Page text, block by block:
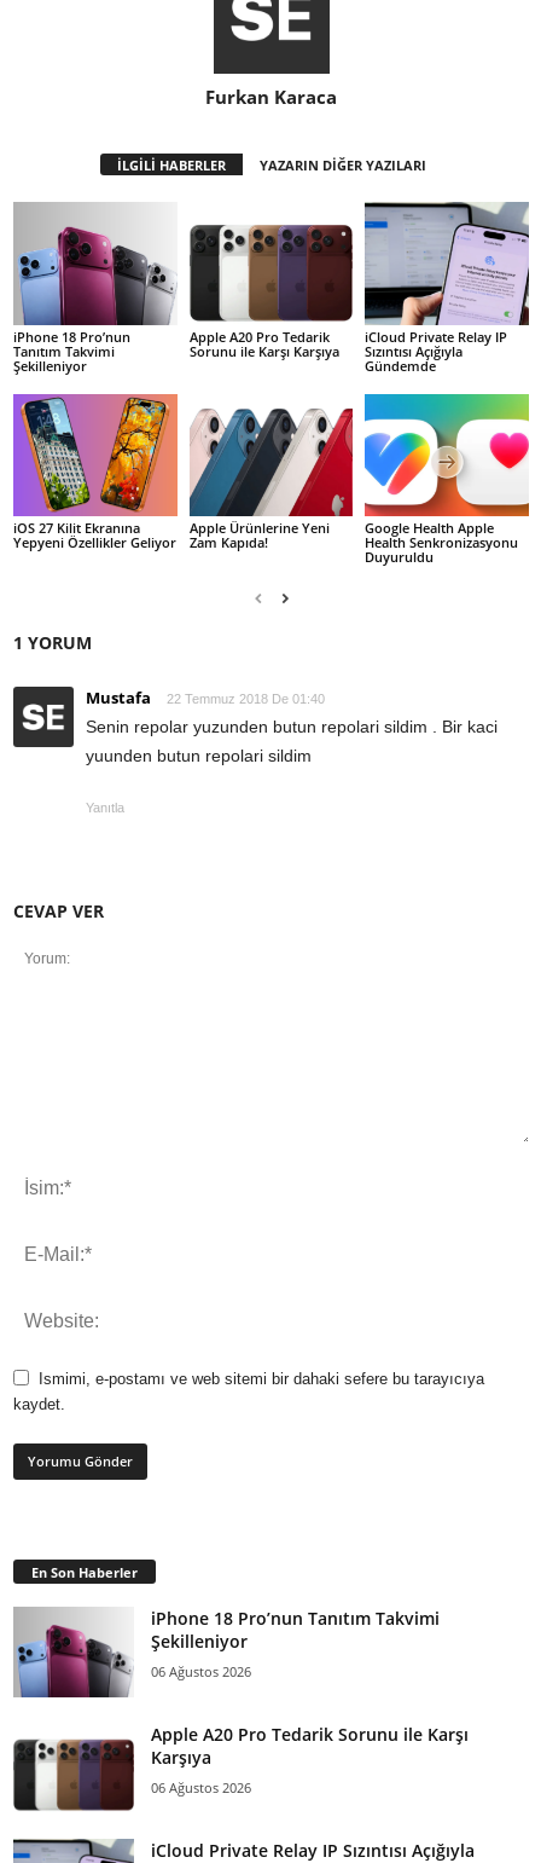
Furkan Karaca
İLGİLİ HABERLER YAZARIN DİĞER YAZILARI
iPhone 18 Pro’nun
Tanıtım Takvimi
Şekilleniyor
Apple A20 Pro Tedarik
Sorunu ile Karşı Karşıya
iCloud Private Relay IP
Sızıntısı Açığıyla
Gündemde
iOS 27 Kilit Ekranına
Yepyeni Özellikler Geliyor
Apple Ürünlerine Yeni
Zam Kapıda!
Google Health Apple
Health Senkronizasyonu
Duyuruldu
1 YORUM
Mustafa 22 Temmuz 2018 De 01:40
Senin repolar yuzunden butun repolari sildim . Bir kaci
yuunden butun repolari sildim
Yanıtla
CEVAP VER
Ismimi, e-postamı ve web sitemi bir dahaki sefere bu tarayıcıya
kaydet.
En Son Haberler
iPhone 18 Pro’nun Tanıtım Takvimi
Şekilleniyor
06 Ağustos 2026
Apple A20 Pro Tedarik Sorunu ile Karşı
Karşıya
06 Ağustos 2026
iCloud Private Relay IP Sızıntısı Açığıyla